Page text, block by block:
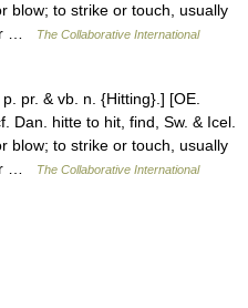
blow; to strike or touch, usually
…
The Collaborative International
pr. & vb. n. {Hitting}.] [OE.
Dan. hitte to hit, find, Sw. & Icel.
blow; to strike or touch, usually
…
The Collaborative International